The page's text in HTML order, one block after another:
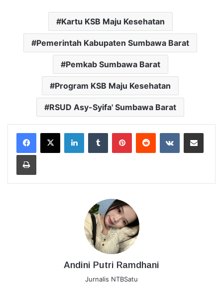
Kartu KSB Maju Kesehatan
Pemerintah Kabupaten Sumbawa Barat
Pemkab Sumbawa Barat
Program KSB Maju Kesehatan
RSUD Asy-Syifa' Sumbawa Barat
LinkedInTumblr PinterestReddit VKontakteBagikan Lewat Email
Cetak
Andini Putri Ramdhani
Jurnalis NTBSatu